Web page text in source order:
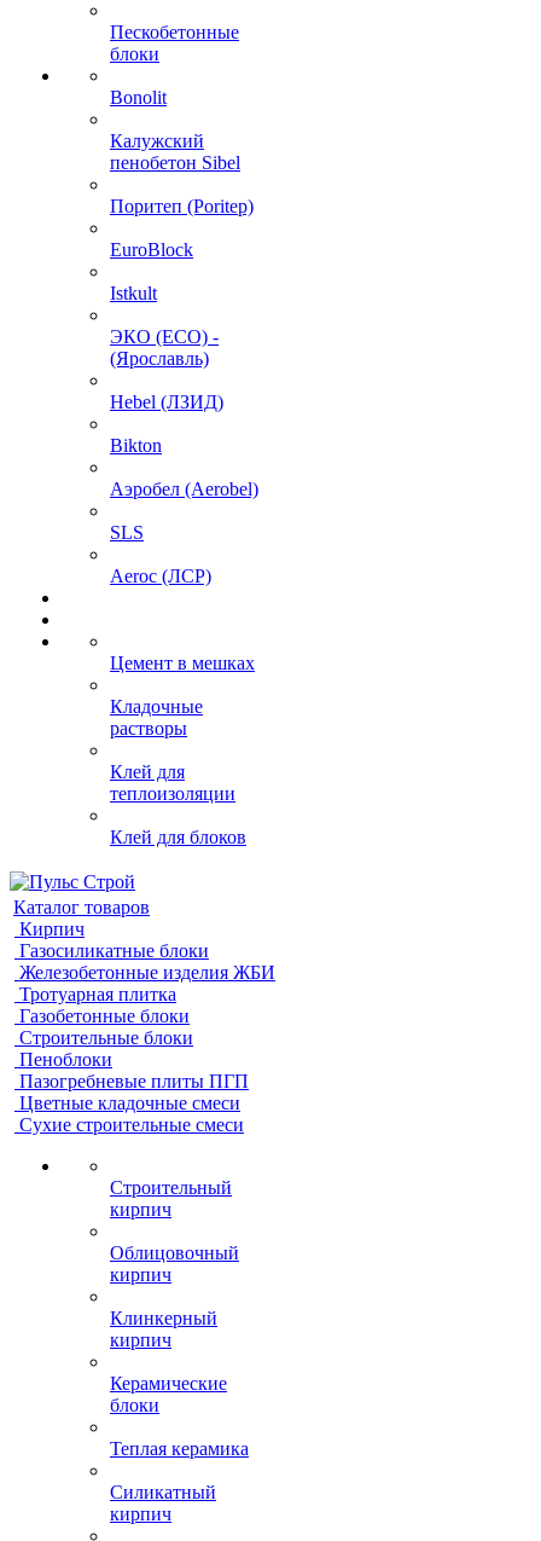
Пескобетонные
блоки
Bonolit
Калужский
пенобетон Sibel
Поритеп (Poritep)
EuroBlock
Istkult
ЭКО (ECO) -
(Ярославль)
Hebel (ЛЗИД)
Bikton
Аэробел (Aerobel)
SLS
Aeroc (ЛСР)
Цемент в мешках
Кладочные
растворы
Клей для
теплоизоляции
Клей для блоков
Каталог товаров
Кирпич
Газосиликатные блоки
Железобетонные изделия ЖБИ
Тротуарная плитка
Газобетонные блоки
Строительные блоки
Пеноблоки
Пазогребневые плиты ПГП
Цветные кладочные смеси
Сухие строительные смеси
Строительный
кирпич
Облицовочный
кирпич
Клинкерный
кирпич
Керамические
блоки
Теплая керамика
Силикатный
кирпич